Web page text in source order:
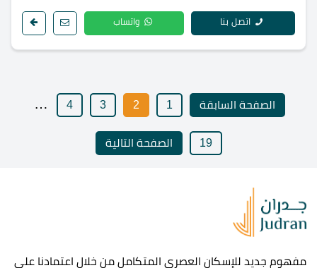
اتصل بنا واتساب
الصفحة السابقة 1
2
3
4
…
19 الصفحة التالية
مفهوم جديد للإسكان العصرى المتكامل من خلال اعتمادنا على